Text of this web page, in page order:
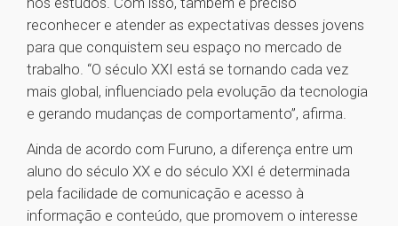
reconhecer e atender as expectativas desses jovens
para que conquistem seu espaço no mercado de
trabalho. “O século XXI está se tornando cada vez
mais global, influenciado pela evolução da tecnologia
e gerando mudanças de comportamento”, afirma.
Ainda de acordo com Furuno, a diferença entre um
aluno do século XX e do século XXI é determinada
pela facilidade de comunicação e acesso à
informação e conteúdo, que promovem o interesse